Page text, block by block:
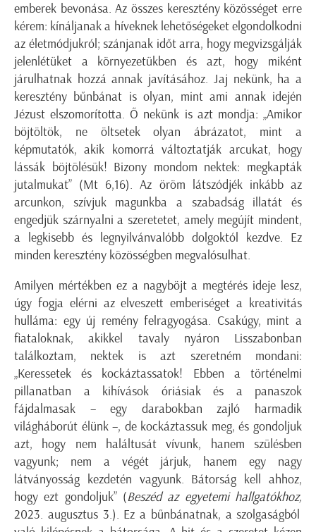
emberek bevonása. Az összes keresztény közösséget erre
kérem: kínáljanak a híveknek lehetőségeket elgondolkodni
az életmódjukról; szánjanak időt arra, hogy megvizsgálják
jelenlétüket a környezetükben és azt, hogy miként
járulhatnak hozzá annak javításához. Jaj nekünk, ha a
keresztény bűnbánat is olyan, mint ami annak idején
Jézust elszomorította. Ő nekünk is azt mondja: „Amikor
böjtöltök, ne öltsetek olyan ábrázatot, mint a
képmutatók, akik komorrá változtatják arcukat, hogy
lássák böjtölésük! Bizony mondom nektek: megkapták
jutalmukat” (Mt 6,16). Az öröm látszódjék inkább az
arcunkon, szívjuk magunkba a szabadság illatát és
engedjük szárnyalni a szeretetet, amely megújít mindent,
a legkisebb és legnyilvánvalóbb dolgoktól kezdve. Ez
minden keresztény közösségben megvalósulhat.
Amilyen mértékben ez a nagyböjt a megtérés ideje lesz,
úgy fogja elérni az elveszett emberiséget a kreativitás
hulláma: egy új remény felragyogása. Csakúgy, mint a
fiataloknak, akikkel tavaly nyáron Lisszabonban
találkoztam, nektek is azt szeretném mondani:
„Keressetek és kockáztassatok! Ebben a történelmi
pillanatban a kihívások óriásiak és a panaszok
fájdalmasak – egy darabokban zajló harmadik
világháborút élünk –, de kockáztassuk meg, és gondoljuk
azt, hogy nem haláltusát vívunk, hanem szülésben
vagyunk; nem a végét járjuk, hanem egy nagy
látványosság kezdetén vagyunk. Bátorság kell ahhoz,
hogy ezt gondoljuk” (Beszéd az egyetemi hallgatókhoz,
2023. augusztus 3.). Ez a bűnbánatnak, a szolgaságból